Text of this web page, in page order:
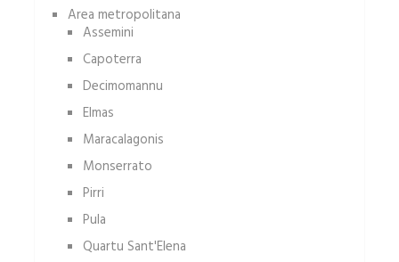
Area metropolitana
Assemini
Capoterra
Decimomannu
Elmas
Maracalagonis
Monserrato
Pirri
Pula
Quartu Sant'Elena